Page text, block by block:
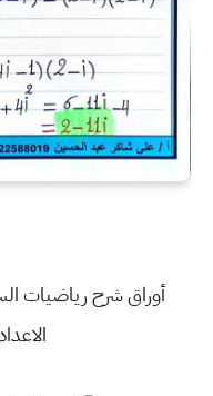
أوراق شرح رياضيات